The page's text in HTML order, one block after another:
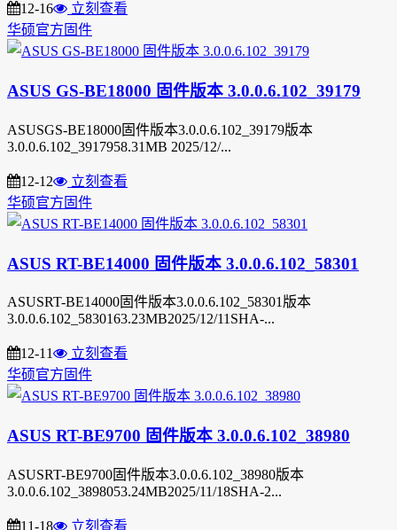
12-16
立刻查看
华硕官方固件
ASUS GS-BE18000 固件版本 3.0.0.6.102_39179
ASUSGS-BE18000固件版本3.0.0.6.102_39179版本
3.0.0.6.102_3917958.31MB 2025/12/...
12-12
立刻查看
华硕官方固件
ASUS RT-BE14000 固件版本 3.0.0.6.102_58301
ASUSRT-BE14000固件版本3.0.0.6.102_58301版本
3.0.0.6.102_5830163.23MB2025/12/11SHA-...
12-11
立刻查看
华硕官方固件
ASUS RT-BE9700 固件版本 3.0.0.6.102_38980
ASUSRT-BE9700固件版本3.0.0.6.102_38980版本
3.0.0.6.102_3898053.24MB2025/11/18SHA-2...
11-18
立刻查看